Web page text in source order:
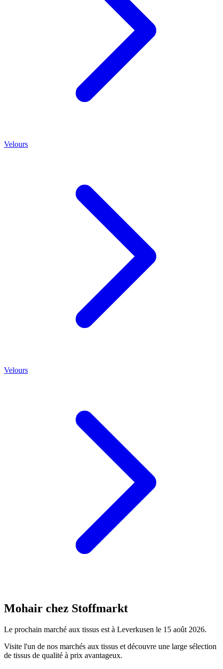
Velours
Velours
Mohair chez Stoffmarkt
Le prochain marché aux tissus est à Leverkusen le 15 août 2026.
Visite l'un de nos marchés aux tissus et découvre une large sélection
de tissus de qualité à prix avantageux.